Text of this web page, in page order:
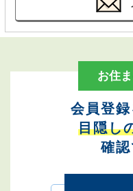
お住
会員登録
目隠し
確認